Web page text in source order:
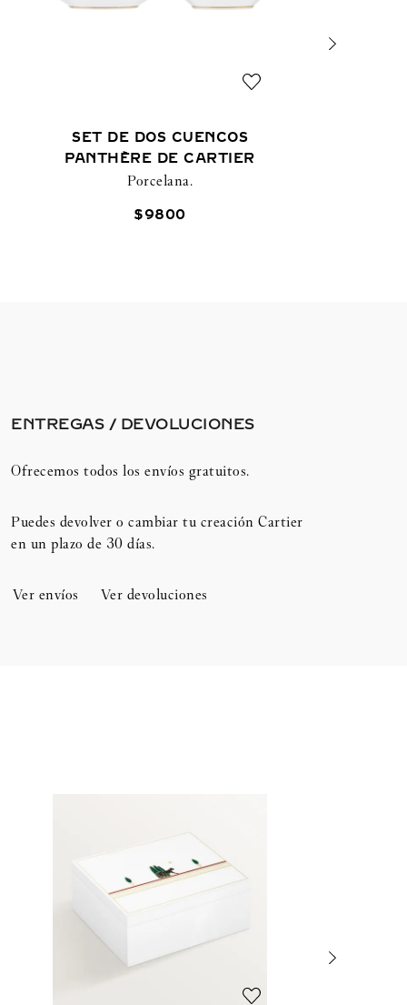
SET DE DOS CUENCOS
PANTHÈRE DE CARTIER
Porcelana.
$9800
ENTREGAS / DEVOLUCIONES​
Ofrecemos todos los envíos gratuitos.
Puedes devolver o cambiar tu creación Cartier
en un plazo de 30 días.​
Ver envíos Ver devoluciones